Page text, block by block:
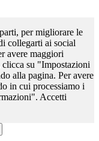
per migliorare le
collegarti ai social
avere maggiori
su "Impostazioni
alla pagina. Per avere
in cui processiamo i
Accetti